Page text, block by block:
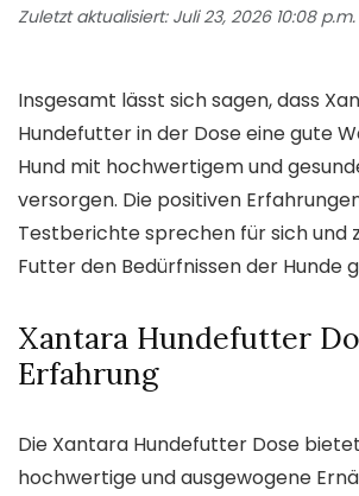
Zuletzt aktualisiert: Juli 23, 2026 10:08 p.m.
Insgesamt lässt sich sagen, dass
Hundefutter in der Dose eine gute
Hund mit hochwertigem und
versorgen. Die positiven
Testberichte sprechen für sich und
Futter den Bedürfnissen der Hunde
Xantara Hundefutter
Erfahrung
Die Xantara Hundefutter Dose
hochwertige und ausgewogene